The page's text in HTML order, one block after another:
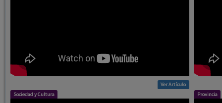
Ver Artículo
Sociedad y Cultura Provincia